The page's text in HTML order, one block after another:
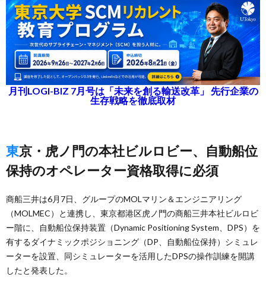
月刊LOGI-BIZ 7月号は「未来を創る輸送改革」 先行企業の
生存戦略を徹底取材
東京・虎ノ門の本社ビルロビー、自動船位
保持のオペレーター資格取得に必須
商船三井は6月7日、グループのMOLマリン＆エンジニアリング
（MOLMEC）と連携し、東京都港区虎ノ門の商船三井本社ビルロビ
ー階に、自動船位保持装置（Dynamic Positioning System、DPS）を
有するダイナミックポジショニング（DP、自動船位保持）シミュレ
ーターを設置、同シミュレーターを活用したDPSの操作訓練を開講
したと発表した。